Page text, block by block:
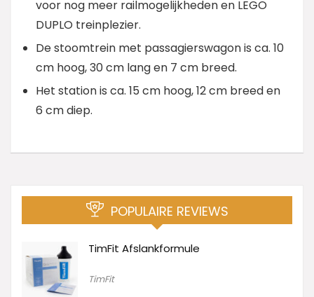
voor nog meer railmogelijkheden en LEGO
DUPLO treinplezier.
De stoomtrein met passagierswagon is ca. 10
cm hoog, 30 cm lang en 7 cm breed.
Het station is ca. 15 cm hoog, 12 cm breed en
6 cm diep.
POPULAIRE REVIEWS
TimFit Afslankformule
TimFit